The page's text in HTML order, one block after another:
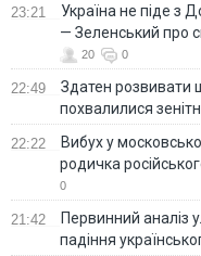
23:21
Україна не піде з
— Зеленський про
20 0
22:49
Здатен розвивати
похвалилися
22:22
Вибух у
родичка
0
21:42
Первинний аналіз
падіння